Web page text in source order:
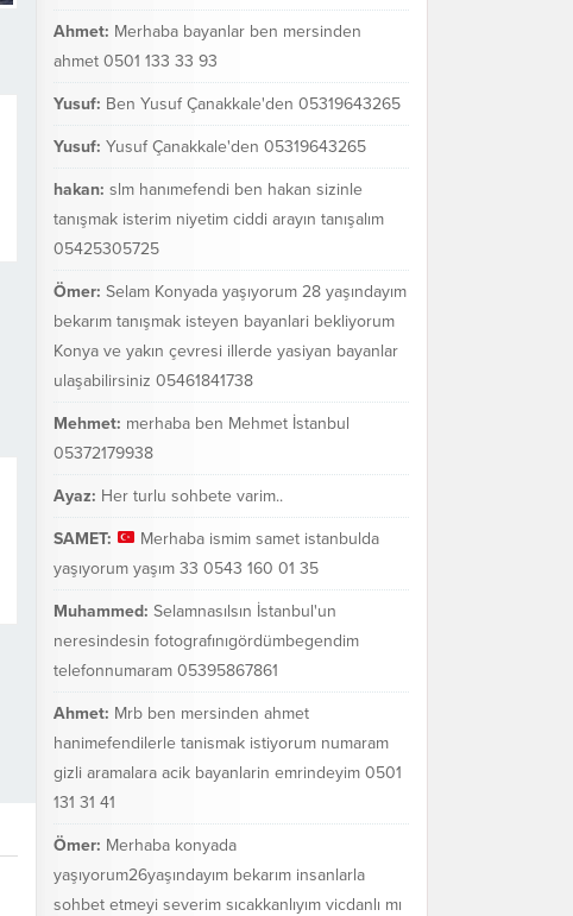
Ahmet: Merhaba bayanlar ben mersinden
ahmet 0501 133 33 93
Yusuf: Ben Yusuf Çanakkale'den 05319643265
Yusuf: Yusuf Çanakkale'den 05319643265
hakan: slm hanımefendi ben hakan sizinle
tanışmak isterim niyetim ciddi arayın tanışalım
05425305725
Ömer: Selam Konyada yaşıyorum 28 yaşındayım
bekarım tanışmak isteyen bayanlari bekliyorum
Konya ve yakın çevresi illerde yasiyan bayanlar
ulaşabilirsiniz 05461841738
Mehmet: merhaba ben Mehmet İstanbul
05372179938
Ayaz: Her turlu sohbete varim..
SAMET:
Merhaba ismim samet istanbulda
yaşıyorum yaşım 33 0543 160 01 35
Muhammed: Selamnasılsın İstanbul'un
neresindesin fotografınıgördümbegendim
telefonnumaram 05395867861
Ahmet: Mrb ben mersinden ahmet
hanimefendilerle tanismak istiyorum numaram
gizli aramalara acik bayanlarin emrindeyim 0501
131 31 41
Ömer: Merhaba konyada
yaşıyorum26yaşındayım bekarım insanlarla
sohbet etmeyi severim sıcakkanlıyım vicdanlı mı